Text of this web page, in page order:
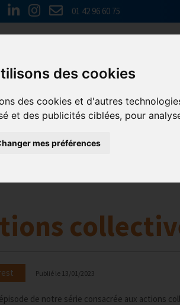
des cookies
des cookies et d'autres
et des publicités ciblées, pour
mes préférences
01 42 96 60 75
Nos
Publié le 13/01/2023
de notre série consacrée aux actions